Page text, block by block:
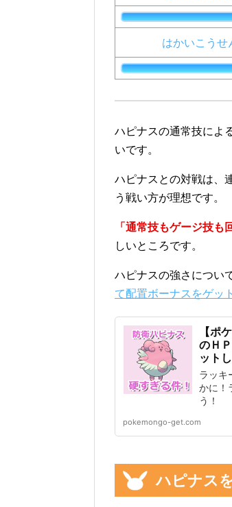
はかいこうせ
ハピナスの通常技によ
いです。
ハピナスとの対戦は、
う戦い方が理想です。
「通常技もゲージ技
しいところです。
ハピナスの強さについ
て配置ボーナスをゲッ
【ポ
のＨ
ット
ラッキ
かに！
う！
pokemongo-get.com
ハピナス